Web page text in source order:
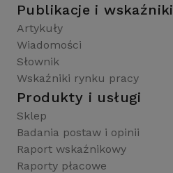
Publikacje i wskaźniki
Artykuły
Wiadomości
Słownik
Wskaźniki rynku pracy
Produkty i usługi
Sklep
Badania postaw i opinii
Raport wskaźnikowy
Raporty płacowe